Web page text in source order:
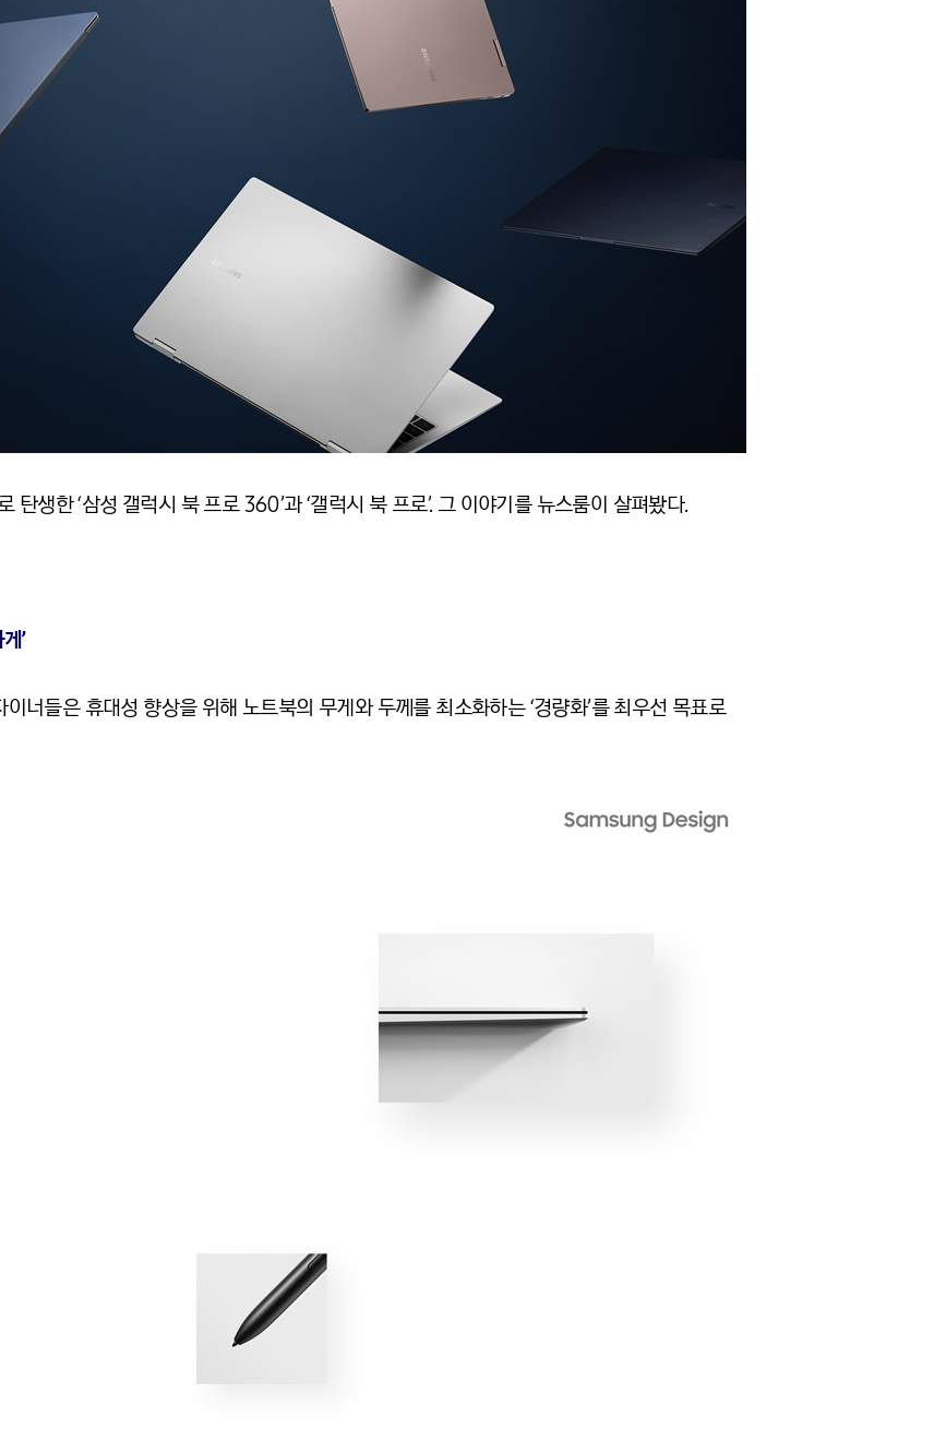
생한 ‘삼성 갤럭시 북 프로 360’과 ‘갤럭시 북 프로’. 그 이야기를 뉴스룸이 살펴봤다.
’
이너들은 휴대성 향상을 위해 노트북의 무게와 두께를 최소화하는 ‘경량화’를 최우선 목표로